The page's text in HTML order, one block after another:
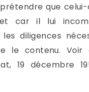
que
car il lui
les diligences
le contenu. Voir
19 décembre